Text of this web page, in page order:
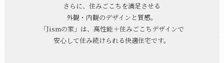
さらに、住みごこちを満足させる
外観・内観のデザインと質感。
「Jismの家」は、高性能＋住みごこちデザインで
安心して住み続けられる快適住宅です。